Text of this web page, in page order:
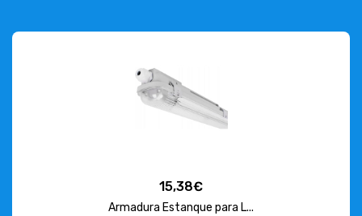
15,38€
Armadura Estanque para L...